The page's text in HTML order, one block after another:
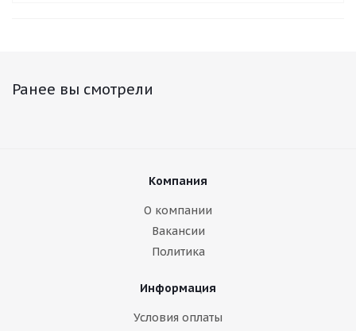
Ранее вы смотрели
Компания
О компании
Вакансии
Политика
Информация
Условия оплаты